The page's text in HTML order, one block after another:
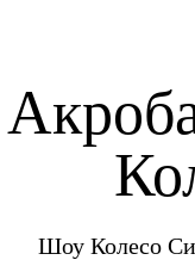
Шоу Колесо